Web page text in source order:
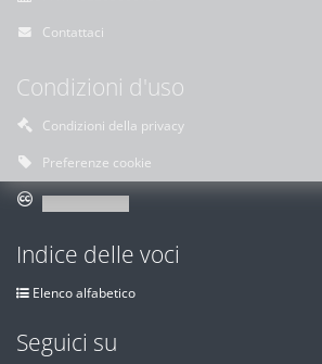
Contattaci
Condizioni d'uso
Condizioni della privacy
Preferenze cookie
Indice delle voci
Elenco alfabetico
Seguici su